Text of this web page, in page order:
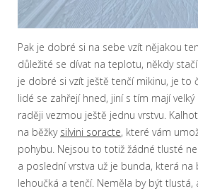
Pak je dobré si na sebe vzít nějakou
důležité se dívat na teplotu, někdy
je dobré si vzít ještě tenčí mikinu, je to
lidé se zahřejí hned, jiní s tím mají
raději vezmou ještě jednu vrstvu.
na běžky silvini soracte, které vám
pohybu. Nejsou to totiž žádné tlusté
a poslední vrstva už je bunda, která na
lehoučká a tenčí. Neměla by být tlustá,